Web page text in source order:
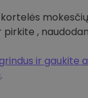
pirkite ,
ir gaukite
.